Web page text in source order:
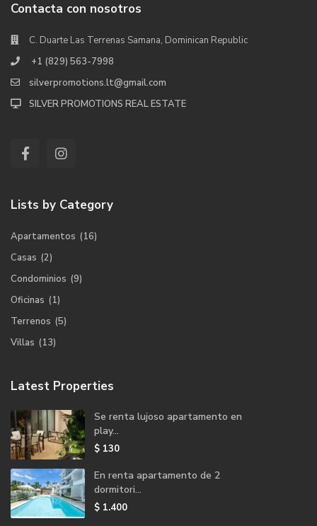
Contacta con nosotros
C. Duarte Las Terrenas Samana, Dominican Republic
+1 (829) 563-7998
silverpromotions.lt@gmail.com
SILVER PROMOTIONS REAL ESTATE
Lists by Category
Apartamentos (16)
Casas (2)
Condominios (9)
Oficinas (1)
Terrenos (5)
Villas (13)
Latest Properties
Se renta lujoso apartamento en
play...
$ 130
En renta apartamento de 2
dormitori...
$ 1.400